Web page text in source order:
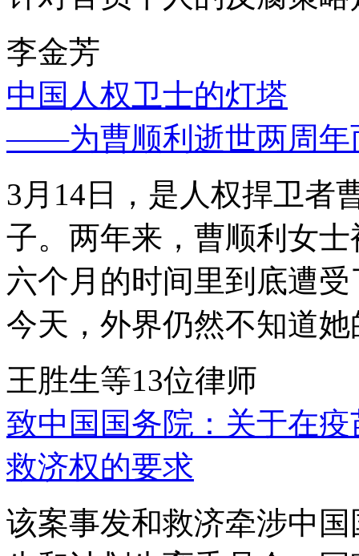
李金芳
中国人权卫士的灯塔
——为曹顺利逝世两周年
3月14日，是人权捍卫者
子。两年来，曹顺利女
六个月的时间里到底遭
今天，外界仍然不知道
王胜生等13位律师
致中国国务院：关于在
救济权的要求
该案事发和救济牵涉中